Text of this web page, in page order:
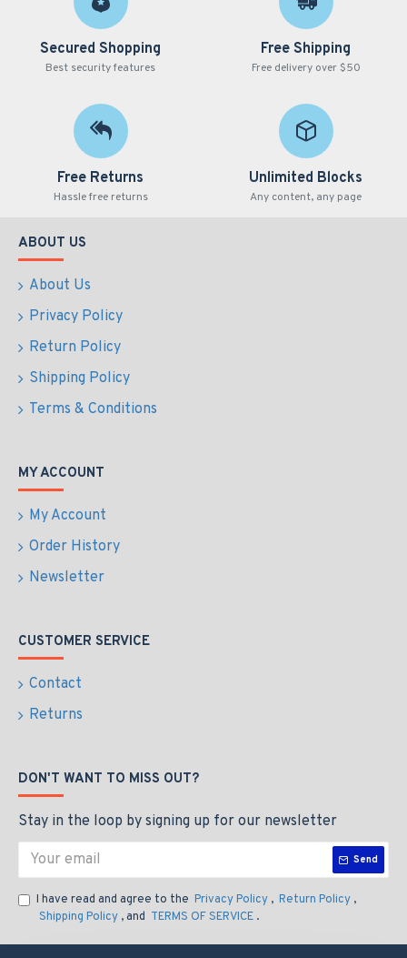
Secured Shopping
Best security features
Free Shipping
Free delivery over $50
Free Returns
Hassle free returns
Unlimited Blocks
Any content, any page
ABOUT US
About Us
Privacy Policy
Return Policy
Shipping Policy
Terms & Conditions
MY ACCOUNT
My Account
Order History
Newsletter
CUSTOMER SERVICE
Contact
Returns
DON'T WANT TO MISS OUT?
Stay in the loop by signing up for our newsletter
Send
I have read and agree to the Privacy Policy , Return Policy ,
Shipping Policy , and TERMS OF SERVICE .